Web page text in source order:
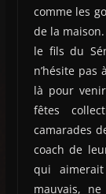
comme les
de la
le fils du
n’hésite pas
là pour
fêtes
camarades
coach de
qui
mauvais,